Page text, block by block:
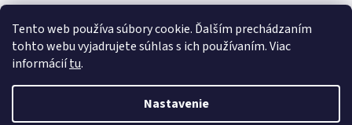
Tento web používa súbory cookie. Ďalším prechádzaním
tohto webu vyjadrujete súhlas s ich používaním. Viac
informáciítu.
Nastavenie
0KS / €0
Vytvoril Shoptet &